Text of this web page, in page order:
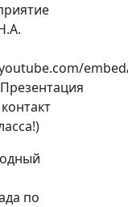
по